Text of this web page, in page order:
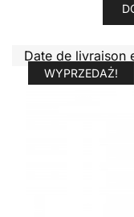
Date de livraison
WYPRZEDAŻ!